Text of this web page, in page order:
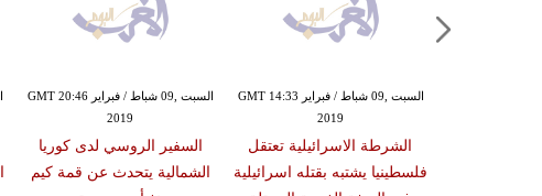
السبت ,09 شباط / فبراير GMT 20:46
2019
السفير الروسي لدى كوريا
الشمالية يتحدث عن قمة كيم
السبت ,09 شباط / فبراير GMT 14:33
2019
الشرطة الاسرائيلية تعتقل
فلسطينيا يشتبه بقتله اسرائيلية